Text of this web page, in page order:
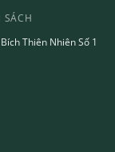
SÁCH
Thiên Nhiên Số 1